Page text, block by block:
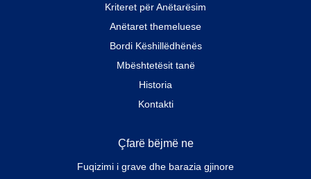
Kriteret për Anëtarësim
Anëtaret themeluese
Bordi Këshillëdhënës
Mbështetësit tanë
Historia
Kontakti
Çfarë bëjmë ne
Fuqizimi i grave dhe barazia gjinore